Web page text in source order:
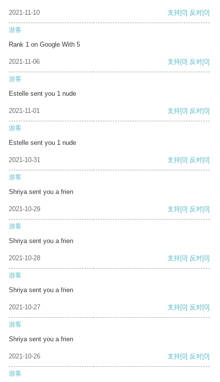
2021-11-10 支持[0] 反对[0]
游客
Rank 1 on Google With 5
2021-11-06 支持[0] 反对[0]
游客
Estelle sent you 1 nude
2021-11-01 支持[0] 反对[0]
游客
Estelle sent you 1 nude
2021-10-31 支持[0] 反对[0]
游客
Shriya sent you a frien
2021-10-29 支持[0] 反对[0]
游客
Shriya sent you a frien
2021-10-28 支持[0] 反对[0]
游客
Shriya sent you a frien
2021-10-27 支持[0] 反对[0]
游客
Shriya sent you a frien
2021-10-26 支持[0] 反对[0]
游客